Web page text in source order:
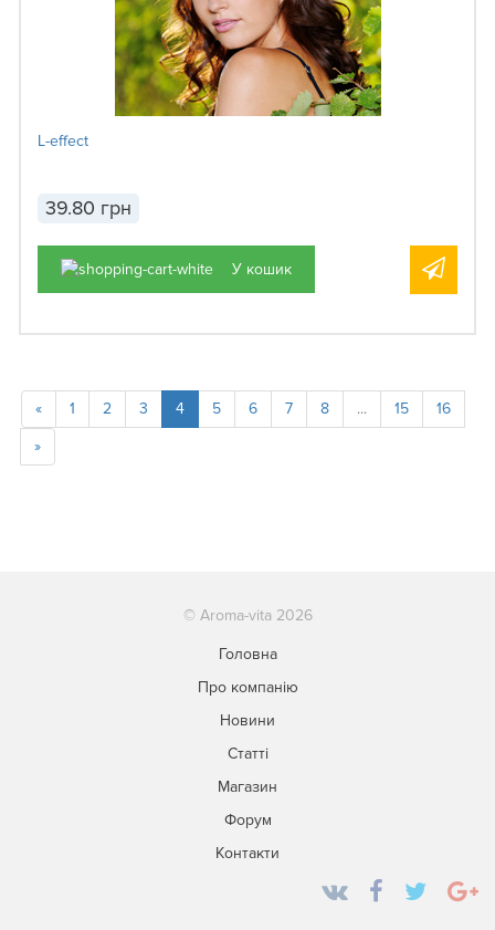
L-effect
39.80 грн
У кошик
« 1 2 3 4 5 6 7 8 ... 15
16
»
© Aroma-vita 2026
Головна
Про компанію
Новини
Статті
Магазин
Форум
Контакти